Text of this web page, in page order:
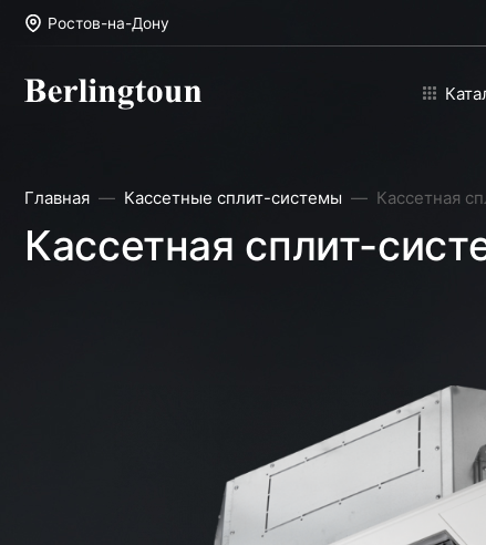
Ростов-на-Дону
Главная Кассетные сплит-системы Кассетная
Кассетная сплит-